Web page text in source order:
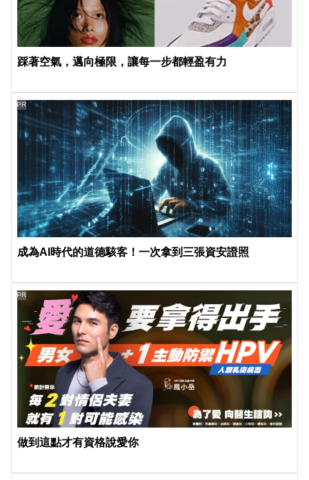
踩著空氣，邁向極限，讓每一步都輕盈有力
成為AI時代的道德駭客！一次拿到三張資安證照
PR
做到這點才有資格說愛你
PR